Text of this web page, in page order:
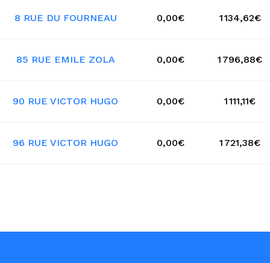
8 RUE DU FOURNEAU 0,00€ 1 134,62€
85 RUE EMILE ZOLA 0,00€ 1 796,88€
90 RUE VICTOR HUGO 0,00€ 1 111,11€
96 RUE VICTOR HUGO 0,00€ 1 721,38€